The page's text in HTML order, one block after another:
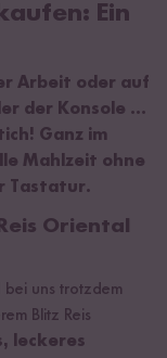
Ein
Arbeit oder auf
der Konsole …
Ganz im
Mahlzeit ohne
Tastatur.
Oriental
bei uns trotzdem
Blitz Reis
leckeres